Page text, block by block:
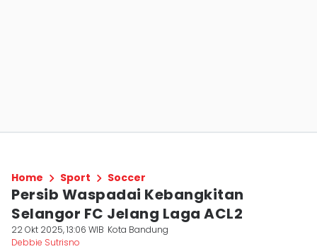
Home Sport Soccer
Persib Waspadai Kebangkitan
Selangor FC Jelang Laga ACL2
22 Okt 2025, 13:06 WIB Kota Bandung
Debbie Sutrisno